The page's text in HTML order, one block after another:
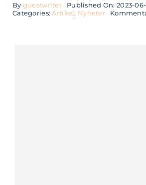
By guestwriter
Published On: 2023-
Categories:Artikel, Nyheter